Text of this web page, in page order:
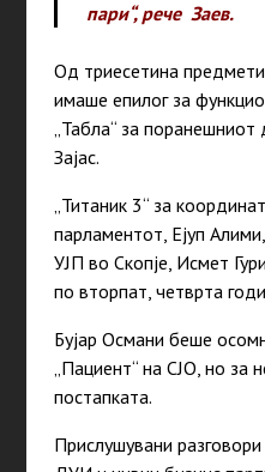
пари“, рече Заев.
Од триесетина
имаше епилог за
„Табла“ за
Зајас.
„Титаник 3“ за
парламентот, Ејуп
УЈП во Скопје, Исмет
по вторпат, четврта
Бујар Османи беше
„Пациент“ на СЈО, но за
постапката.
Прислушувани